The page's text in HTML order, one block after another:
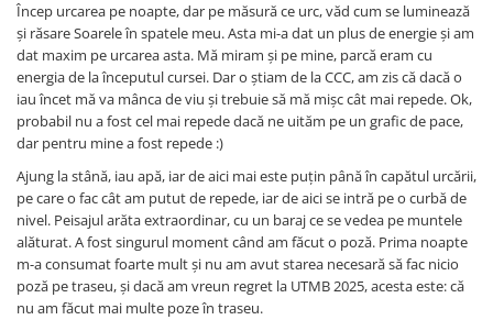
Încep urcarea pe noapte, dar pe măsură ce urc, văd cum se luminează
și răsare Soarele în spatele meu. Asta mi-a dat un plus de energie și am
dat maxim pe urcarea asta. Mă miram și pe mine, parcă eram cu
energia de la începutul cursei. Dar o știam de la CCC, am zis că dacă o
iau încet mă va mânca de viu și trebuie să mă mișc cât mai repede. Ok,
probabil nu a fost cel mai repede dacă ne uităm pe un grafic de pace,
dar pentru mine a fost repede :)
Ajung la stână, iau apă, iar de aici mai este puțin până în capătul urcării,
pe care o fac cât am putut de repede, iar de aici se intră pe o curbă de
nivel. Peisajul arăta extraordinar, cu un baraj ce se vedea pe muntele
alăturat. A fost singurul moment când am făcut o poză. Prima noapte
m-a consumat foarte mult și nu am avut starea necesară să fac nicio
poză pe traseu, și dacă am vreun regret la UTMB 2025, acesta este: că
nu am făcut mai multe poze în traseu.